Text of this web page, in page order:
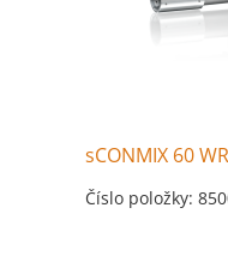
sCONMIX 60
Číslo položky: